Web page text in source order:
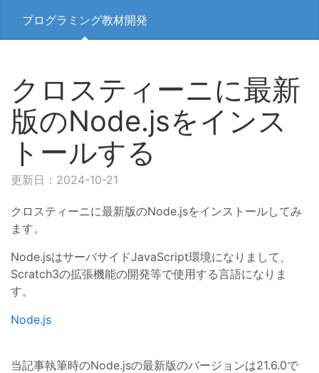
プログラミング教材開発
クロスティーニに最新
版のNode.jsをインス
トールする
更新日：2024-10-21
クロスティーニに最新版のNode.jsをインストールしてみ
ます。
Node.jsはサーバサイドJavaScript環境になりまして、
Scratch3の拡張機能の開発等で使用する言語になりま
す。
Node.js
当記事執筆時のNode.jsの最新版のバージョンは21.6.0で